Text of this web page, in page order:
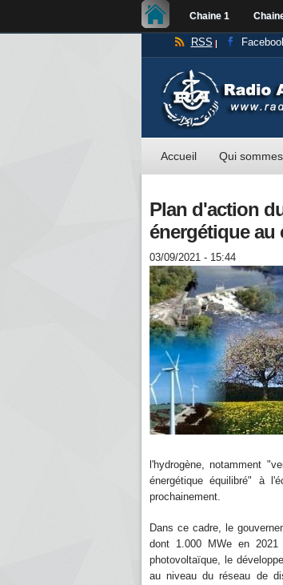
Chaine 1
RSS
Accueil Qui
Plan d'action
énergétique
03/09/2021 - 15:44
l'hydrogène, notamment
énergétique équilibré" à
prochainement.
Dans ce cadre, le
dont 1.000 MWe en
photovoltaïque, le
au niveau du réseau de